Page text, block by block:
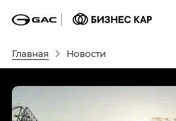
Главная Новости